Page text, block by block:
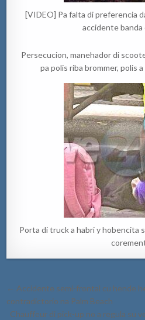
[VIDEO] Pa falta di preferencia
accidente banda
Persecucion, manehador di
pa polis riba brommer, polis
Porta di truck a habri y hobencita
Post
navigation
← Accidente semi-frontal cu hende
contradictorio na Palm Beach
Chauffeur di pick-up no a regula su